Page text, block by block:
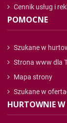
Cennik usług i
POMOCNE
Szukane w
Strona www dla
Mapa strony
Szukane w
HURTOWNIE W